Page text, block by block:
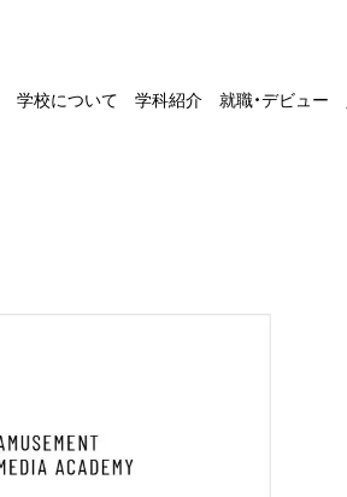
学校について 学科紹介 就職・デビュー